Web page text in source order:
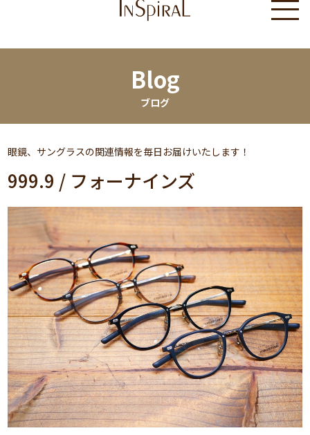
Blog
ブログ
眼鏡、サングラスの関連情報を毎日お届けいたします！
999.9 / フォーナインズ